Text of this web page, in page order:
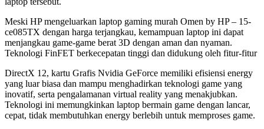
Meski HP mengeluarkan laptop gaming murah Omen by HP – 15-
ce085TX dengan harga terjangkau, kemampuan laptop ini dapat
menjangkau game-game berat 3D dengan aman dan nyaman.
Teknologi FinFET berkecepatan tinggi dan didukung oleh fitur-fitur
DirectX 12, kartu Grafis Nvidia GeForce memiliki efisiensi energy
yang luar biasa dan mampu menghadirkan teknologi game yang
inovatif, serta pengalamanan virtual reality yang menakjubkan.
Teknologi ini memungkinkan laptop bermain game dengan lancar,
cepat, tidak membutuhkan energy berlebih untuk memproses game.